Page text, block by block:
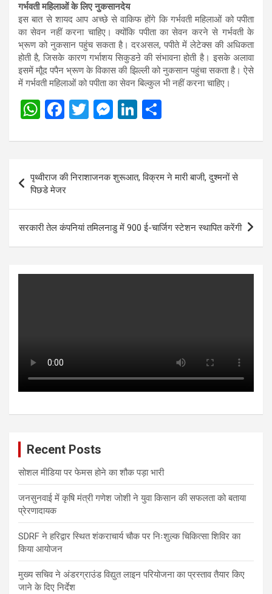
गर्भवती महिलाओं के लिए नुकसानदेय
इस बात से शायद आप अच्छे से वाकिफ होंगे कि गर्भवती महिलाओं को पपीता
का सेवन नहीं करना चाहिए। क्योंकि पपीता का सेवन करने से गर्भवती के
भ्रूण को नुकसान पहुंच सकता है। दरअसल, पपीते में लेटेक्स की अधिकता
होती है, जिसके कारण गर्भाशय सिकुडऩे की संभावना होती है। इसके अलावा
इसमें मौूद पपैन भ्रूण के विकास की झिल्ली को नुकसान पहुंचा सकता है। ऐसे
में गर्भवती महिलाओं को पपीता का सेवन बिल्कुल भी नहीं करना चाहिए।
W
at
s
A
p
p
F
ce
b
o
o
k
T
tt
M
se
g
er
Li
ke
dI
n
ar
e
navigation
पृथ्वीराज की निराशाजनक शुरूआत, विक्रम ने मारी बाजी, दुश्मनों से
पिछडे मेजर
सरकारी तेल कंपनियां तमिलनाडु में 900 ई-चार्जिग स्टेशन स्थापित करेंगी
Recent Posts
सोशल मीडिया पर फेमस होने का शौक पड़ा भारी
जनसुनवाई में कृषि मंत्री गणेश जोशी ने युवा किसान की सफलता को बताया
प्रेरणादायक
SDRF ने हरिद्वार स्थित शंकराचार्य चौक पर निःशुल्क चिकित्सा शिविर का
किया आयोजन
मुख्य सचिव ने अंडरग्राउंड विद्युत लाइन परियोजना का प्रस्ताव तैयार किए
जाने के दिए निर्देश